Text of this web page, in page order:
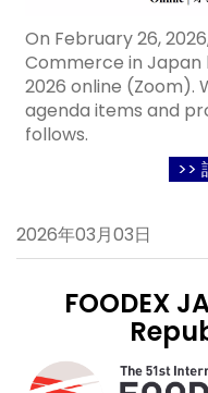
On February 26,
Commerce in Japan
2026 online
agenda items and
follows.
>>
2026年03月03日
FOODEX